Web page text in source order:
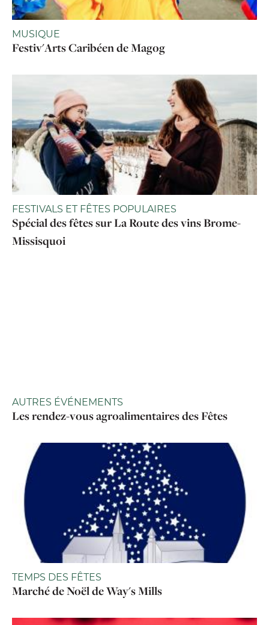
MUSIQUE
Festiv'Arts Caribéen de Magog
FESTIVALS ET FÊTES POPULAIRES
Spécial des fêtes sur La Route des vins Brome-
Missisquoi
AUTRES ÉVÉNEMENTS
Les rendez-vous agroalimentaires des Fêtes
TEMPS DES FÊTES
Marché de Noël de Way's Mills